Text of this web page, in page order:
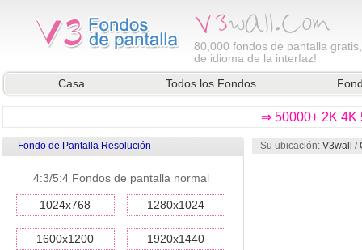
80,000 fondos de pantalla
de idioma de la interfaz!
Casa
Todos los Fondos
⇒ 50000+ 2K 4K
Fondo de Pantalla Resolución
4:3/5:4 Fondos de pantalla normal
1024x768 1280x1024
1600x1200 1920x1440
Su ubicación: V3wall /